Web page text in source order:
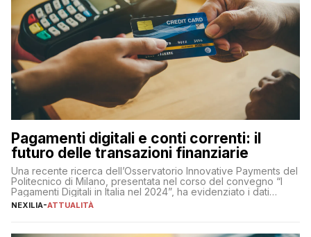
Pagamenti digitali e conti correnti: il
futuro delle transazioni finanziarie
Una recente ricerca dell’Osservatorio Innovative Payments del
Politecnico di Milano, presentata nel corso del convegno “I
Pagamenti Digitali in Italia nel 2024”, ha evidenziato i dati
definitivi del primo semestre 2024 relativamente alle
NEXILIA-ATTUALITÀ